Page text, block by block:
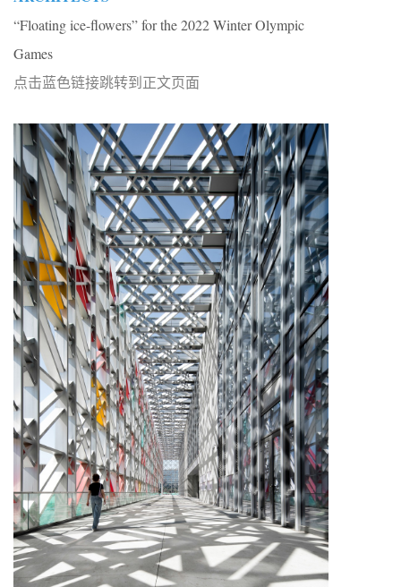
“Floating ice-flowers” for the 2022 Winter Olympic
Games
点击蓝色链接跳转到正文页面